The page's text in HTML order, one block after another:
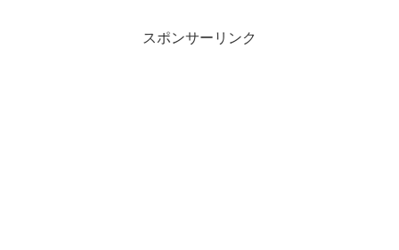
スポンサーリンク